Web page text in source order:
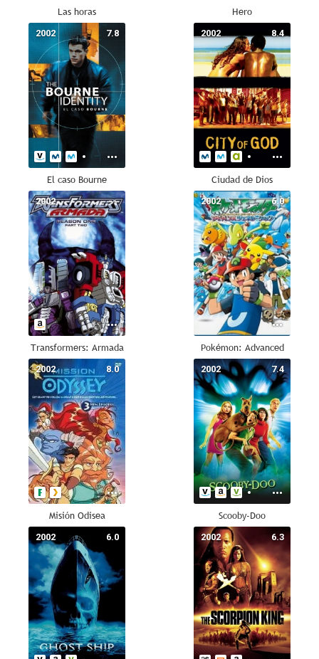
Las horas Hero
7.8
2002
El caso Bourne
8.4
2002
Ciudad de Dios
--
2002
Transformers: Armada
6.0
2002
Pokémon: Advanced
8.0
2002
Misión Odisea
7.4
2002
Scooby-Doo
6.0
2002 6.3
2002